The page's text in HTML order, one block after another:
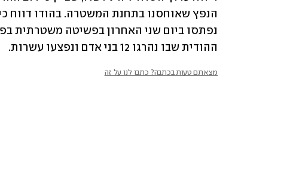
ההודית שבו נהרגו 12 בני אדם ונפצעו עשרות.
מצאתם טעות בכתבה? כתבו לנו על זה